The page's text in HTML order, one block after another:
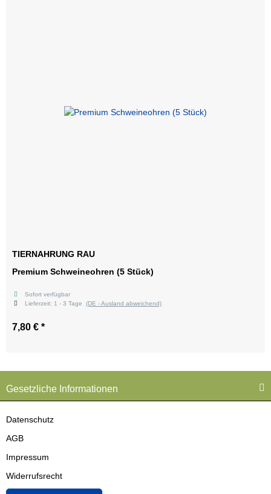
TIERNAHRUNG RAU
Premium Schweineohren (5 Stück)
Sofort verfügbar
Lieferzeit: 1 - 3 Tage (DE - Ausland abweichend)
7,80 € *
Gesetzliche Informationen
Datenschutz
AGB
Impressum
Widerrufsrecht